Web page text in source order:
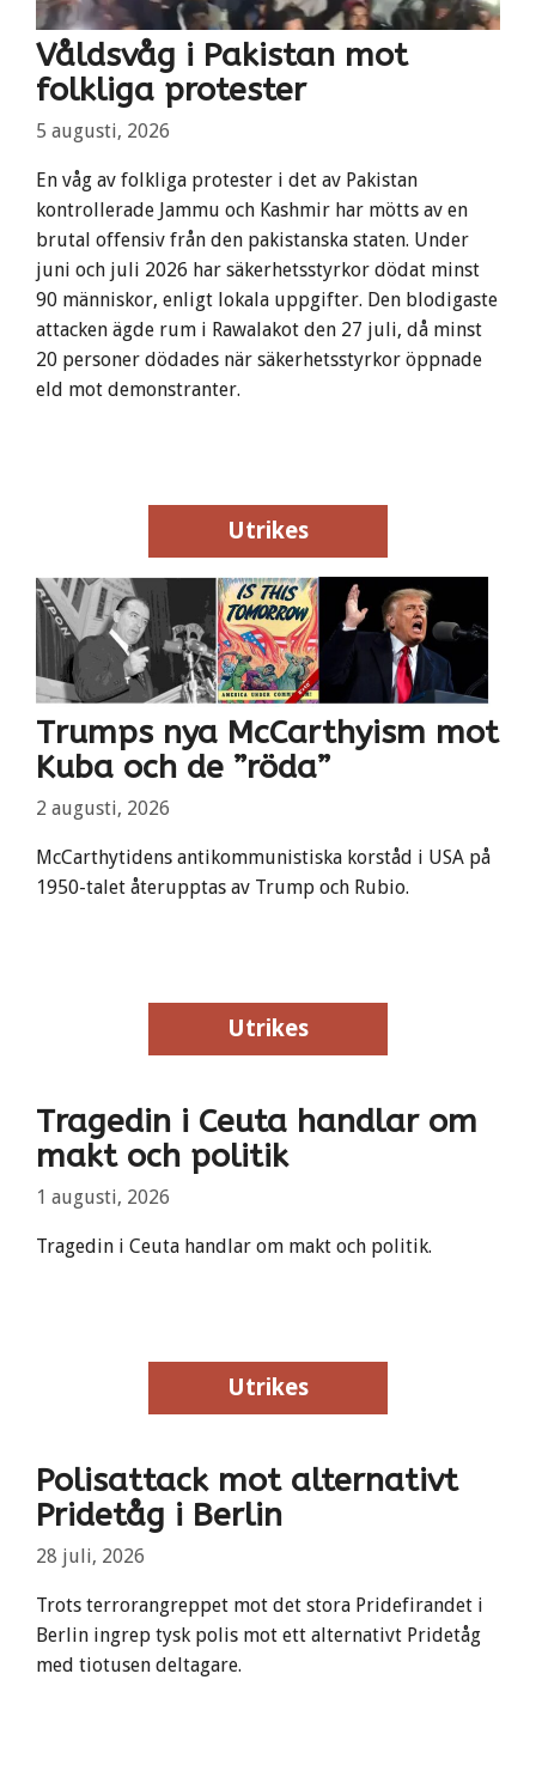
Våldsvåg i Pakistan mot
folkliga protester
5 augusti, 2026
En våg av folkliga protester i det av Pakistan
kontrollerade Jammu och Kashmir har mötts av en
brutal offensiv från den pakistanska staten. Under
juni och juli 2026 har säkerhetsstyrkor dödat minst
90 människor, enligt lokala uppgifter. Den blodigaste
attacken ägde rum i Rawalakot den 27 juli, då minst
20 personer dödades när säkerhetsstyrkor öppnade
eld mot demonstranter.
Utrikes
Utrikes
Trumps nya McCarthyism mot
Kuba och de ”röda”
2 augusti, 2026
McCarthytidens antikommunistiska korståd i USA på
1950-talet återupptas av Trump och Rubio.
Utrikes
Utrikes
Tragedin i Ceuta handlar om
makt och politik
1 augusti, 2026
Tragedin i Ceuta handlar om makt och politik.
Utrikes
Utrikes
Polisattack mot alternativt
Pridetåg i Berlin
28 juli, 2026
Trots terrorangreppet mot det stora Pridefirandet i
Berlin ingrep tysk polis mot ett alternativt Pridetåg
med tiotusen deltagare.